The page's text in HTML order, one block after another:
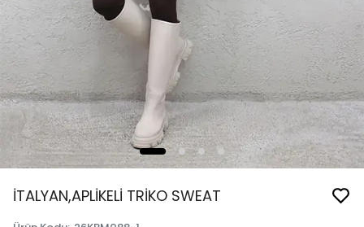
İTALYAN,APLİKELİ TRİKO SWEAT